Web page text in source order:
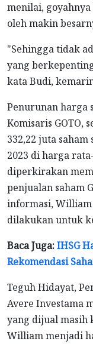
menilai,
oleh makin
"Sehingga tidak
yang
kata Budi,
Penurunan harga
Komisaris GOTO,
332,22 juta
2023 di harga
diperkirakan
penjualan saham
informasi,
dilakukan untuk
Baca Juga:IHSG
Rekomendasi
Teguh Hidayat,
Avere Investama
yang dijual masih
William menjadi